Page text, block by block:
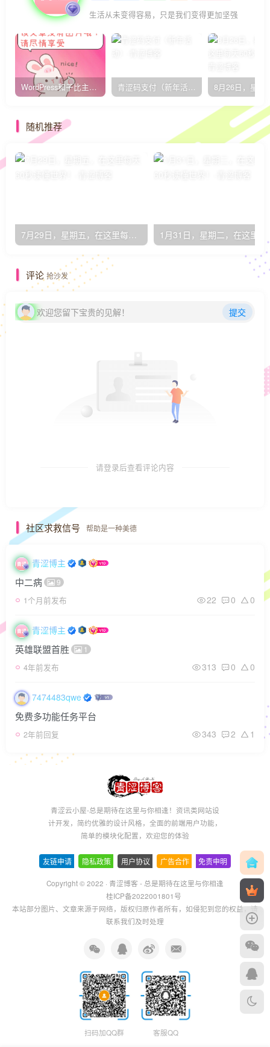
生活从未变得容易，只是我们变得更加坚强
WordPress和子比主题模板&网站美化方法教程-已更新到:23-01-8 青涩码支付（新年活动）
随机推荐
7月29日，星期五，在这里每天60秒读懂世界！
评论 抢沙发
欢迎您留下宝贵的见解！ 提交
请登录后查看评论内容
社区求救信号 帮助是一种美德
青涩博主
中二病 9
1个月前发布 22 0 0
青涩博主
英雄联盟首胜 1
4年前发布 313 0 0
7474483qwe
免费多功能任务平台
2年前回复 343 2 1
青涩云小屋-总是期待在这里与你相逢！资讯类网站设
计开发，简约优雅的设计风格，全面的前端用户功能，
简单的模块化配置，欢迎您的体验
友链申请 隐私政策 用户协议 广告合作 免责申明
Copyright © 2022 · 青涩博客 - 总是期待在这里与你相逢
桂ICP备2022001801号
本站部分图片、文章来源于网络，版权归原作者所有，如侵犯到您的权益，请
联系我们及时处理
扫码加QQ群 客服QQ